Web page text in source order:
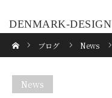
DENMARK-DESIGN
ブログ News
News